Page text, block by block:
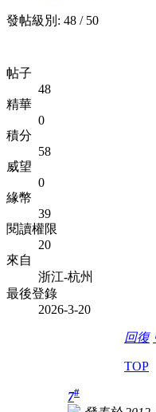
發帖級別: 48 / 50
帖子
48
精華
0
積分
58
威望
0
緣幣
39
閱讀權限
20
來自
浙江-杭州
最後登錄
2026-3-20
回復
TOP
7#